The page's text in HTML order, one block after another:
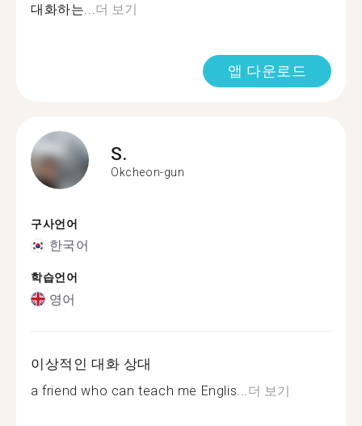
대화하는... 더 보기
앱 다운로드
S.
Okcheon-gun
구사언어
한국어
학습언어
영어
이상적인 대화 상대
a friend who can teach me Englis... 더 보기